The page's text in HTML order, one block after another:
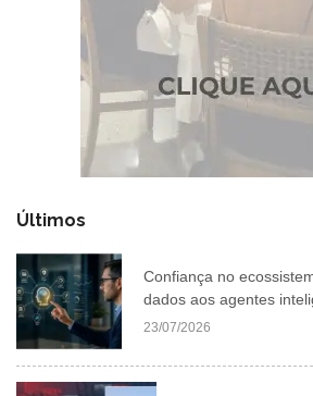
Últimos
Confiança no
dados aos agentes
23/07/2026